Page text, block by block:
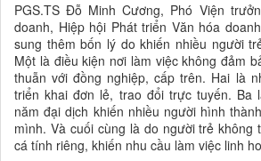
PGS.TS Đỗ Minh Cương, Phó Viện
doanh, Hiệp hội Phát triển Văn hóa
sung thêm bốn lý do khiến nhiều người
Một là điều kiện nơi làm việc không đảm
thuẫn với đồng nghiệp, cấp trên. Hai là
triển khai đơn lẻ, trao đổi trực tuyến. Ba
năm đại dịch khiến nhiều người hình
mình. Và cuối cùng là do người trẻ không
cá tính riêng, khiến nhu cầu làm việc linh